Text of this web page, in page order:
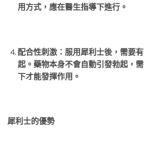
用方式，應在醫生指導下進行。
配合性刺激：服用犀利士後，需要
起。藥物本身不會自動引發勃起，
下才能發揮作用。
犀利士的優勢